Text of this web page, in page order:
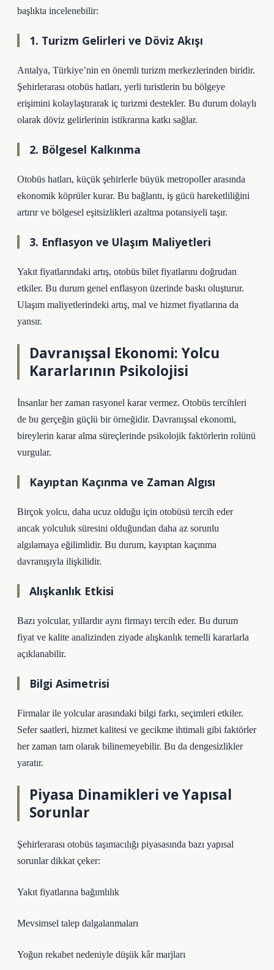
başlıkta incelenebilir:
1. Turizm Gelirleri ve Döviz Akışı
Antalya, Türkiye’nin en önemli turizm merkezlerinden biridir.
Şehirlerarası otobüs hatları, yerli turistlerin bu bölgeye
erişimini kolaylaştırarak iç turizmi destekler. Bu durum dolaylı
olarak döviz gelirlerinin istikrarına katkı sağlar.
2. Bölgesel Kalkınma
Otobüs hatları, küçük şehirlerle büyük metropoller arasında
ekonomik köprüler kurar. Bu bağlantı, iş gücü hareketliliğini
artırır ve bölgesel eşitsizlikleri azaltma potansiyeli taşır.
3. Enflasyon ve Ulaşım Maliyetleri
Yakıt fiyatlarındaki artış, otobüs bilet fiyatlarını doğrudan
etkiler. Bu durum genel enflasyon üzerinde baskı oluşturur.
Ulaşım maliyetlerindeki artış, mal ve hizmet fiyatlarına da
yansır.
Davranışsal Ekonomi: Yolcu
Kararlarının Psikolojisi
İnsanlar her zaman rasyonel karar vermez. Otobüs tercihleri
de bu gerçeğin güçlü bir örneğidir. Davranışsal ekonomi,
bireylerin karar alma süreçlerinde psikolojik faktörlerin rolünü
vurgular.
Kayıptan Kaçınma ve Zaman Algısı
Birçok yolcu, daha ucuz olduğu için otobüsü tercih eder
ancak yolculuk süresini olduğundan daha az sorunlu
algılamaya eğilimlidir. Bu durum, kayıptan kaçınma
davranışıyla ilişkilidir.
Alışkanlık Etkisi
Bazı yolcular, yıllardır aynı firmayı tercih eder. Bu durum
fiyat ve kalite analizinden ziyade alışkanlık temelli kararlarla
açıklanabilir.
Bilgi Asimetrisi
Firmalar ile yolcular arasındaki bilgi farkı, seçimleri etkiler.
Sefer saatleri, hizmet kalitesi ve gecikme ihtimali gibi faktörler
her zaman tam olarak bilinemeyebilir. Bu da dengesizlikler
yaratır.
Piyasa Dinamikleri ve Yapısal
Sorunlar
Şehirlerarası otobüs taşımacılığı piyasasında bazı yapısal
sorunlar dikkat çeker:
Yakıt fiyatlarına bağımlılık
Mevsimsel talep dalgalanmaları
Yoğun rekabet nedeniyle düşük kâr marjları